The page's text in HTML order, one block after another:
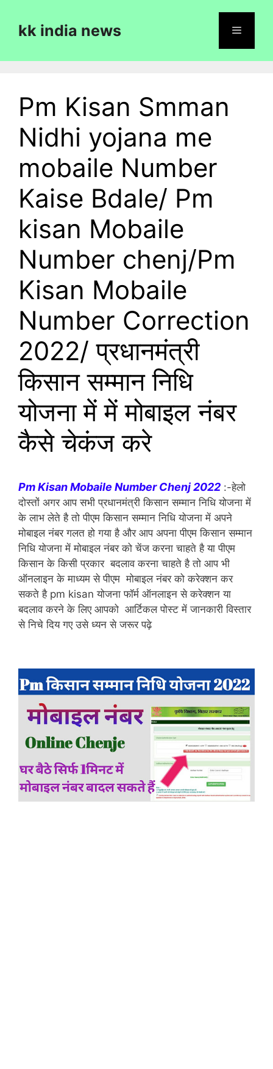
contentkk india news
Pm Kisan Smman
Nidhi yojana me
mobaile Number
Kaise Bdale/ Pm
kisan Mobaile
Number chenj/Pm
Kisan Mobaile
Number Correction
2022/ प्रधानमंत्री
किसान सम्मान निधि
योजना में में मोबाइल नंबर
कैसे चेकंज करे
Pm Kisan Mobaile Number Chenj 2022 :-हेलो
दोस्तों अगर आप सभी प्रधानमंत्री किसान सम्मान निधि योजना में
के लाभ लेते है तो पीएम किसान सम्मान निधि योजना में अपने
मोबाइल नंबर गलत हो गया है और आप अपना पीएम किसान सम्मान
निधि योजना में मोबाइल नंबर को चेंज करना चाहते है या पीएम
किसान के किसी प्रकार बदलाव करना चाहते है तो आप भी
ऑनलाइन के माध्यम से पीएम मोबाइल नंबर को करेक्शन कर
सकते है pm kisan योजना फॉर्म ऑनलाइन से करेक्शन या
बदलाव करने के लिए आपको आर्टिकल पोस्ट में जानकारी विस्तार
से निचे दिय गए उसे ध्यन से जरूर पढ़े